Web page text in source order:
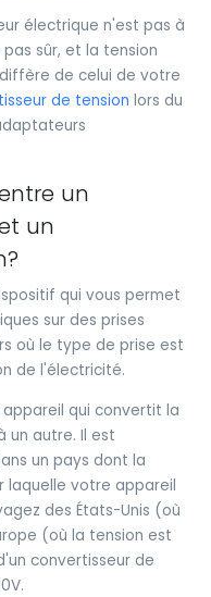
électrique n'est pas à
sûr, et la tension
de celui de votre
de tension lors du
un
un
qui vous permet
sur des prises
où le type de prise est
de l'électricité.
qui convertit la
un autre. Il est
un pays dont la
laquelle votre appareil
des États-Unis (où
(où la tension est
convertisseur de